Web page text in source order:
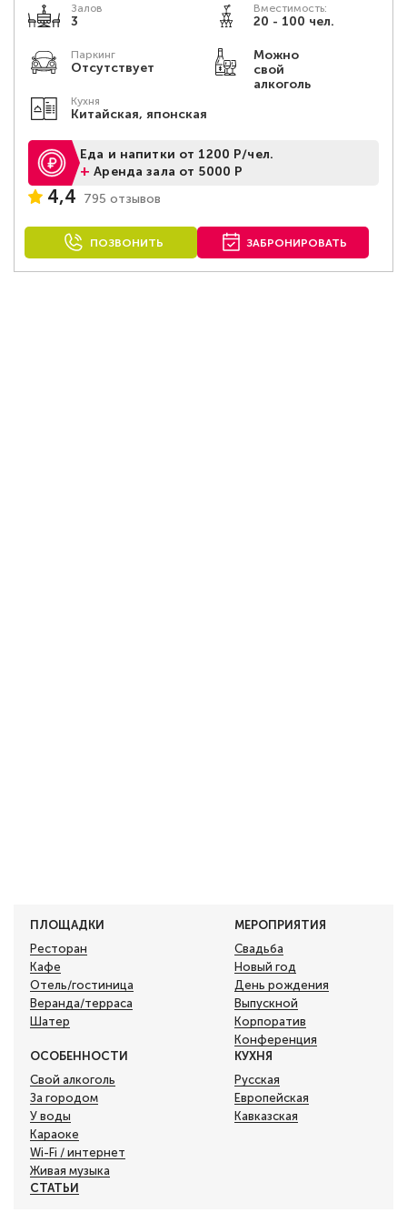
Залов
3
Вместимость:
20 - 100 чел.
Паркинг
Отсутствует
Можно
свой
алкоголь
Кухня
Китайская, японская
Еда и напитки от 1200 Р/чел.
+Аренда зала от 5000 Р
4,4 795 отзывов
ПОЗВОНИТЬ ЗАБРОНИРОВАТЬ
ПЛОЩАДКИ
Ресторан
Кафе
Отель/гостиница
Веранда/терраса
Шатер
МЕРОПРИЯТИЯ
Свадьба
Новый год
День рождения
Выпускной
Корпоратив
Конференция
ОСОБЕННОСТИ
Свой алкоголь
За городом
У воды
Караоке
Wi-Fi / интернет
Живая музыка
КУХНЯ
Русская
Европейская
Кавказская
СТАТЬИ